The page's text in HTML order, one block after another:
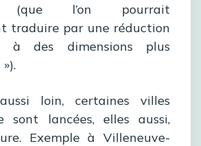
(que l’on pourrait
traduire par une réduction
des dimensions plus
loin, certaines villes
sont lancées, elles aussi,
Exemple à Villeneuve-